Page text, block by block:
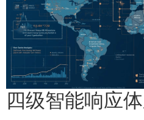
四级智能响应